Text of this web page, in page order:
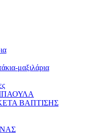
μαξιλάρια
ΒΑΠΤΙΣΗΣ